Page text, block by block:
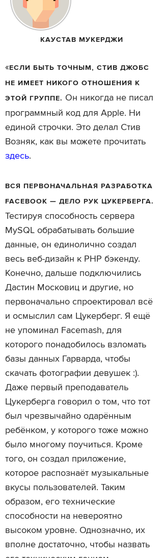
КАУСТАВ МУКЕРДЖИ
«ЕСЛИ БЫТЬ ТОЧНЫМ, СТИВ ДЖОБС
НЕ ИМЕЕТ НИКОГО ОТНОШЕНИЯ К
ЭТОЙ ГРУППЕ. Он никогда не писал
программный код для Apple. Ни
единой строчки. Это делал Стив
Возняк, как вы можете прочитать
здесь.
ВСЯ ПЕРВОНАЧАЛЬНАЯ РАЗРАБОТКА
FACEBOOK — ДЕЛО РУК ЦУКЕРБЕРГА.
Тестируя способность сервера
MySQL обрабатывать большие
данные, он единолично создал
весь веб-дизайн к PHP бэкенду.
Конечно, дальше подключились
Дастин Московиц и другие, но
первоначально спроектировал всё
и осмыслил сам Цукерберг. Я ещё
не упоминал Facemash, для
которого понадобилось взломать
базы данных Гарварда, чтобы
скачать фотографии девушек :).
Даже первый преподаватель
Цукерберга говорил о том, что тот
был чрезвычайно одарённым
ребёнком, у которого тоже можно
было многому поучиться. Кроме
того, он создал приложение,
которое распознаёт музыкальные
вкусы пользователей. Таким
образом, его технические
способности на невероятно
высоком уровне. Однозначно, их
вполне достаточно, чтобы назвать